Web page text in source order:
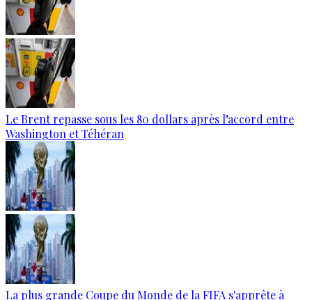
Le Brent repasse sous les 80 dollars après l’accord entre
Washington et Téhéran
La plus grande Coupe du Monde de la FIFA s'apprête à